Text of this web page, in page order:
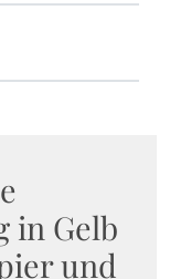
in Gelb
und